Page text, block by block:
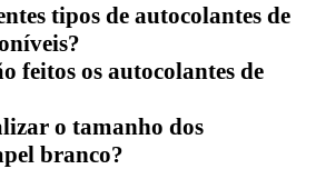
tipos de autocolantes de
feitos os autocolantes de
o tamanho dos
branco?